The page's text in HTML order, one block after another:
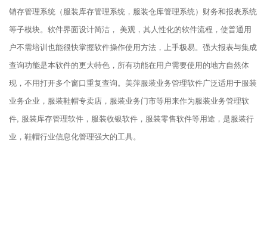
销存管理系统（服装库存管理系统，服装仓库管理系统）财务和报表系统
等子模块。软件界面设计简洁， 美观，其人性化的软件流程，使普通用
户不需培训也能很快掌握软件操作使用方法，上手极易。强大报表与集成
查询功能是本软件的更大特色，所有功能在用户需要使用的地方自然体
现，不用打开多个窗口重复查询。美萍服装业务管理软件广泛适用于服装
业务企业，服装鞋帽专卖店，服装业务门市等用来作为服装业务管理软
件, 服装库存管理软件，服装收银软件，服装零售软件等用途，是服装行
业，鞋帽行业信息化管理强大的工具。